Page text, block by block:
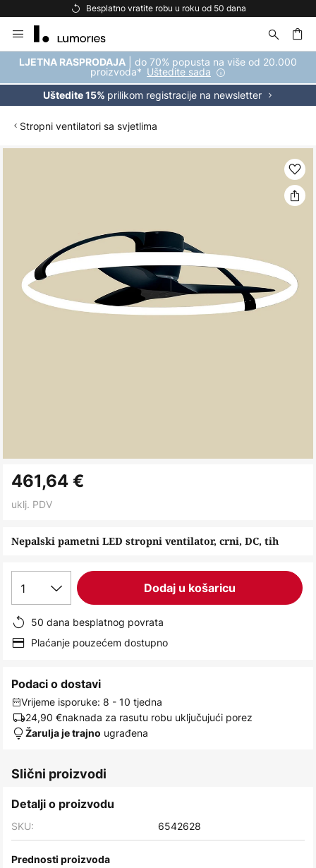
Besplatno vratite robu u roku od 50 dana
to
Content
LJETNA RASPRODAJA | do 70% popusta na više od 20.000
proizvoda* Uštedite sada
Uštedite 15% prilikom registracije na newsletter
Stropni ventilatori sa svjetlima
images
gallery
to
the
of
images
gallery
Nepalski pametni LED stropni ventilator, crni, DC, tih
461,64 €
uklj. PDV
1 Dodaj u košaricu
50 dana besplatnog povrata
Plaćanje pouzećem dostupno
Podaci o dostavi
Vrijeme isporuke: 8 - 10 tjedna
24,90 €naknada za rasutu robu uključujući porez
Žarulja je trajno ugrađena
Slični proizvodi
Detalji o proizvodu
SKU: 6542628
Prednosti proizvoda